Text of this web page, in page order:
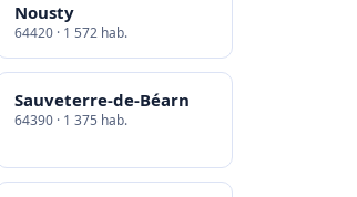
Nousty
64420 · 1 572 hab.
Sauveterre-de-Béarn
64390 · 1 375 hab.